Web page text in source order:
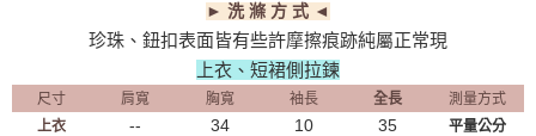
► 洗 滌 方 式 ◄
珍珠、鈕扣表面皆有些許摩擦痕跡純屬正常現
上衣、短裙側拉鍊
尺寸 肩寬 胸寬 袖長 全長
測量方式
上衣
-- 34 10 35
平量公分